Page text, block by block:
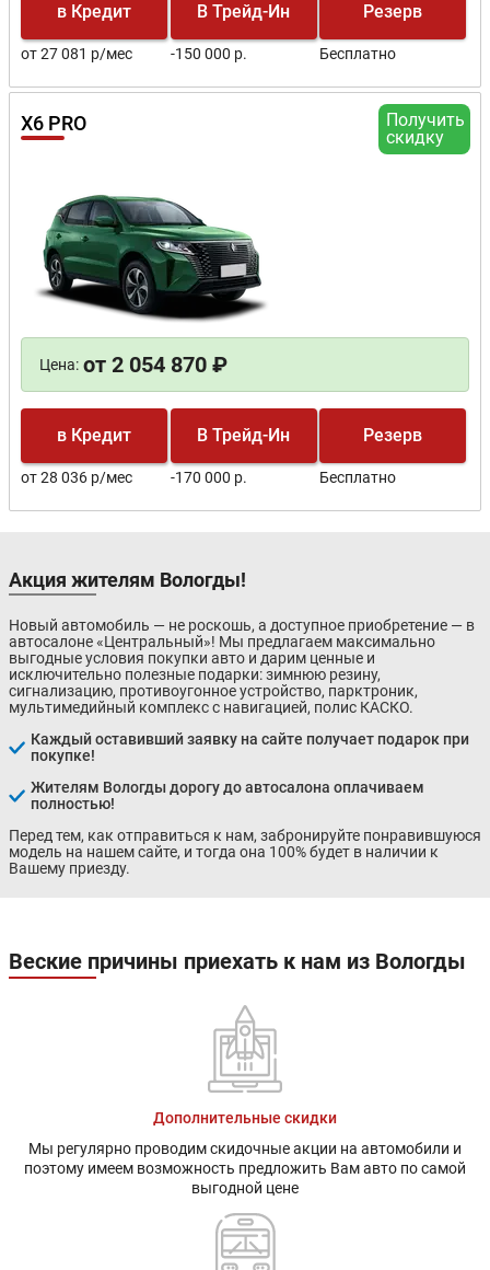
в Кредит
от 27 081 р/мес
В Трейд-Ин
-150 000 р.
Резерв
Бесплатно
Получить
скидку
X6 PRO
Цена: от 2 054 870 ₽
в Кредит
от 28 036 р/мес
В Трейд-Ин
-170 000 р.
Резерв
Бесплатно
Акция жителям Вологды!
Новый автомобиль — не роскошь, а доступное приобретение — в
автосалоне «Центральный»! Мы предлагаем максимально
выгодные условия покупки авто и дарим ценные и
исключительно полезные подарки: зимнюю резину,
сигнализацию, противоугонное устройство, парктроник,
мультимедийный комплекс с навигацией, полис КАСКО.
Каждый оставивший заявку на сайте получает подарок при
покупке!
Жителям Вологды дорогу до автосалона оплачиваем
полностью!
Перед тем, как отправиться к нам, забронируйте понравившуюся
модель на нашем сайте, и тогда она 100% будет в наличии к
Вашему приезду.
Веские причины приехать к нам из Вологды
Дополнительные скидки
Мы регулярно проводим скидочные акции на автомобили и
поэтому имеем возможность предложить Вам авто по самой
выгодной цене